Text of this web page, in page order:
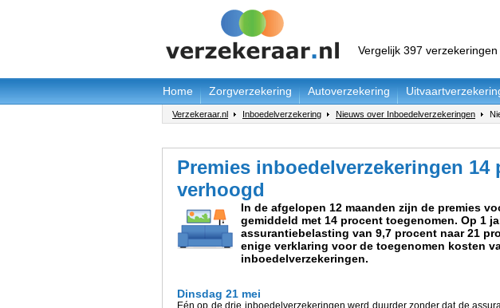
Vergelijk 397
Home Zorgverzekering Autoverzekering
Verzekeraar.nl Inboedelverzekering Nieuws over Inboedelverzekeringen
Premies inboedelverzekeringen 14
verhoogd
In de afgelopen 12 maanden zijn de premies
gemiddeld met 14 procent toegenomen. Op 1
assurantiebelasting van 9,7 procent naar 21
enige verklaring voor de toegenomen kosten
inboedelverzekeringen.
Dinsdag 21 mei
Eén op de drie inboedelverzekeringen werd duurder zonder dat de